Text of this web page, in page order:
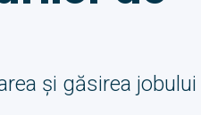
și găsirea jobului